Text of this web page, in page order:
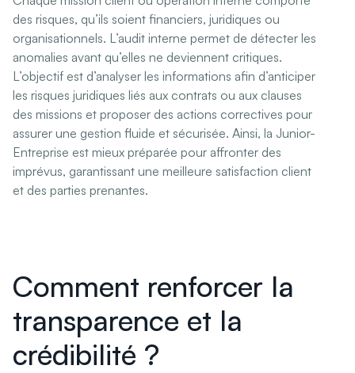
des risques, qu’ils soient financiers, juridiques ou
organisationnels. L’audit interne permet de détecter les
anomalies avant qu’elles ne deviennent critiques.
L’objectif est d’analyser les informations afin d’anticiper
les risques juridiques liés aux contrats ou aux clauses
des missions et proposer des actions correctives pour
assurer une gestion fluide et sécurisée. Ainsi, la Junior-
Entreprise est mieux préparée pour affronter des
imprévus, garantissant une meilleure satisfaction client
et des parties prenantes.
Comment renforcer la
transparence et la
crédibilité ?